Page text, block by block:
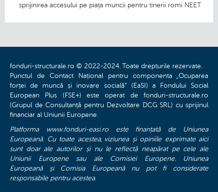
sprijinirea accesului pe piața muncii pentru tinerii romi NEET
fonduri-structurale.ro © 2022-2024. Toate drepturile rezervate.
Punctul de Contact Național pentru componenta „Ocuparea
forței de muncă și inovare socială” (EaSI) a Fondului Social
European Plus (FSE+) este operat de fonduri-structurale.ro
(Grupul de Consultanță pentru Dezvoltare DCG SRL) cu sprijinul
financiar al Uniunii Europene.
Platforma www.fonduri-easi.ro este finanțată de Uniunea
Europeană. Cu toate acestea, viziunea și opiniile exprimate aici
sunt doar ale autorilor și nu le reflectă neapărat pe cele ale
Uniunii Europene sau ale Comisiei Europene. Uniunea
Europeană și Comisia Europeană nu pot fi considerate
responsabile pentru acestea.